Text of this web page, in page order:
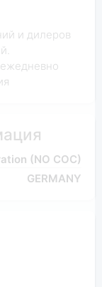
и дилеров
(NO COC)
GERMANY